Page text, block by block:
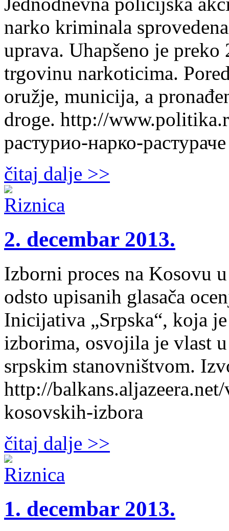
narko kriminala
uprava. Uhapšeno je
trgovinu narkoticima.
oružje, municija, a
droge. http://
растурио-нарко-растураче
čitaj dalje >>
2. decembar 2013.
Izborni proces na Kosovu
odsto upisanih glasača
Inicijativa „Srpska“, koja
izborima, osvojila je vlast
srpskim stanovništvom.
http://
kosovskih-izbora
čitaj dalje >>
1. decembar 2013.